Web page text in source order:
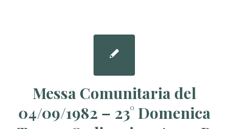
Messa Comunitaria del
04/09/1982 – 23° Domenica